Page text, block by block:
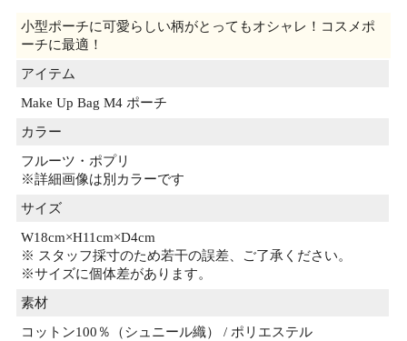
小型ポーチに可愛らしい柄がとってもオシャレ！コスメポ
ーチに最適！
アイテム
Make Up Bag M4 ポーチ
カラー
フルーツ・ポプリ
※詳細画像は別カラーです
サイズ
W18cm×H11cm×D4cm
※ スタッフ採寸のため若干の誤差、ご了承ください。
※サイズに個体差があります。
素材
コットン100％（シュニール織） / ポリエステル